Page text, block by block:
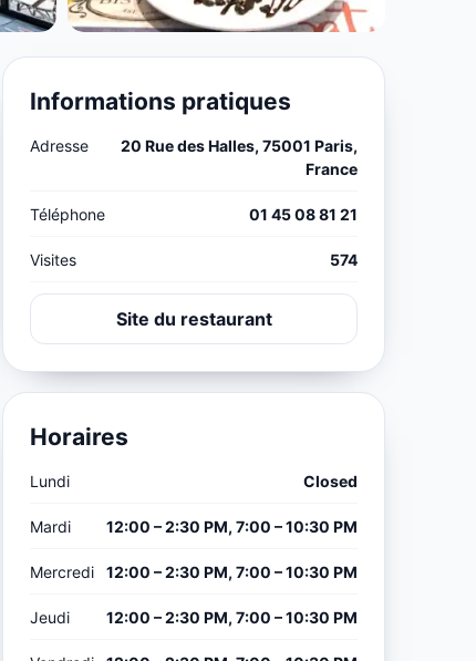
Informations pratiques
Adresse
20 Rue des Halles, 75001 Paris,
France
Téléphone 01 45 08 81 21
Visites 574
Site du restaurant
Horaires
Lundi Closed
Mardi 12:00 – 2:30 PM, 7:00 – 10:30 PM
Mercredi 12:00 – 2:30 PM, 7:00 – 10:30 PM
Jeudi 12:00 – 2:30 PM, 7:00 – 10:30 PM